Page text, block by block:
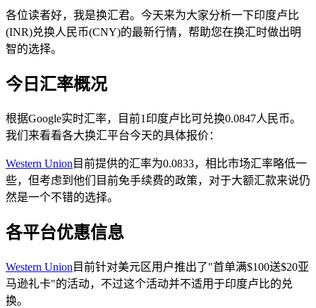
各位读者好，我是换汇君。今天来为大家分析一下印度卢比
(INR)兑换人民币(CNY)的最新行情，帮助您在换汇时做出明
智的选择。
今日汇率概况
根据Google实时汇率，目前1印度卢比可兑换0.0847人民币。
我们来看看各大换汇平台今天的具体报价：
Western Union 目前提供的汇率为0.0833，相比市场汇率略低一
些，但考虑到他们目前免手续费的政策，对于大额汇款来说仍
然是一个不错的选择。
各平台优惠信息
Western Union 目前针对美元区用户推出了"首单满$100送$20亚
马逊礼卡"的活动，不过这个活动并不适用于印度卢比的兑
换。